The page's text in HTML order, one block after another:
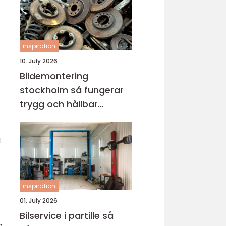
inspiration
10. July 2026
Bildemontering
stockholm så fungerar
trygg och hållbar
bilskrotning
inspiration
01. July 2026
Bilservice i partille så